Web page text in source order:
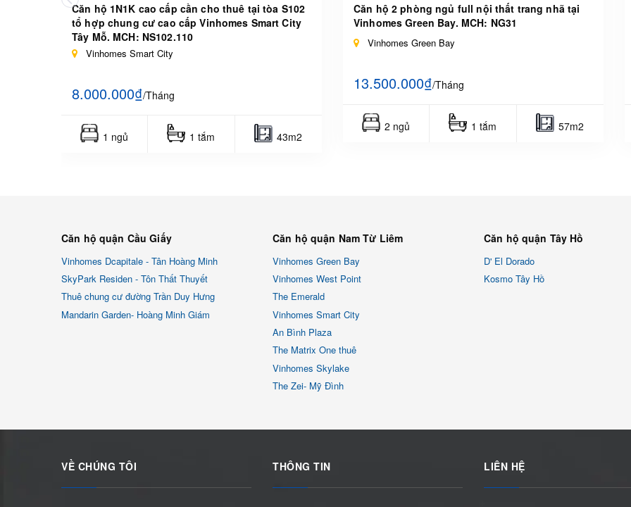
Căn hộ 1N1K cao cấp cần cho thuê tại tòa S102
tổ hợp chung cư cao cấp Vinhomes Smart City
Tây Mỗ. MCH: NS102.110
Vinhomes Smart City
8.000.000₫/Tháng
1 ngủ 1 tắm 43m2
Căn hộ 2 phòng ngủ full nội thất trang nhã tại
Vinhomes Green Bay. MCH: NG31
Vinhomes Green Bay
13.500.000₫/Tháng
2 ngủ 1 tắm 57m2
Căn hộ quận Cầu Giấy
Vinhomes Dcapitale - Tân Hoàng Minh
SkyPark Residen - Tôn Thất Thuyết
Thuê chung cư đường Trần Duy Hưng
Mandarin Garden- Hoàng Minh Giám
Căn hộ quận Nam Từ Liêm
Vinhomes Green Bay
Vinhomes West Point
The Emerald
Vinhomes Smart City
An Bình Plaza
The Matrix One thuê
Vinhomes Skylake
The Zei- Mỹ Đình
Căn hộ quận Tây Hồ
D' El Dorado
Kosmo Tây Hồ
VỀ CHÚNG TÔI THÔNG TIN LIÊN HỆ